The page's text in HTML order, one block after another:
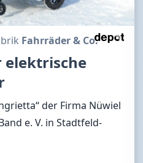
Fahrräder & Co.
elektrische
der Firma Nüwiel
e. V. in Stadtfeld-